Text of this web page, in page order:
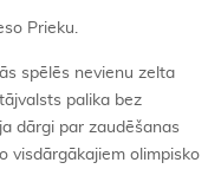
Prieku.
spēlēs nevienu zelta
palika bez
dārgi par zaudēšanas
visdārgākajiem olimpisko